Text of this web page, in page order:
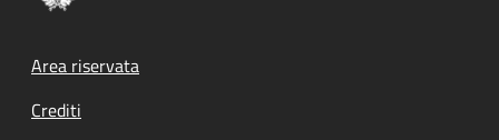
Footer menu
Area riservata
Crediti